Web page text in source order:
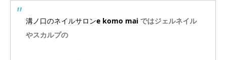
溝ノ口のネイルサロンe komo mai ではジェルネイル
やスカルプの